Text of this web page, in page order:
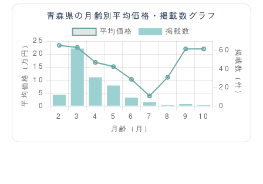
青森県の月齢別平均価格・掲載数グラフ